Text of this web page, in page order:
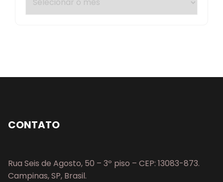
CONTATO
Rua Seis de Agosto, 50 – 3º piso – CEP: 13083-873.
Campinas, SP, Brasil.